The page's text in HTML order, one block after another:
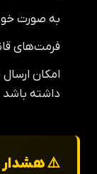
به صورت
فرمت‌های
داشته باشد
⚠️